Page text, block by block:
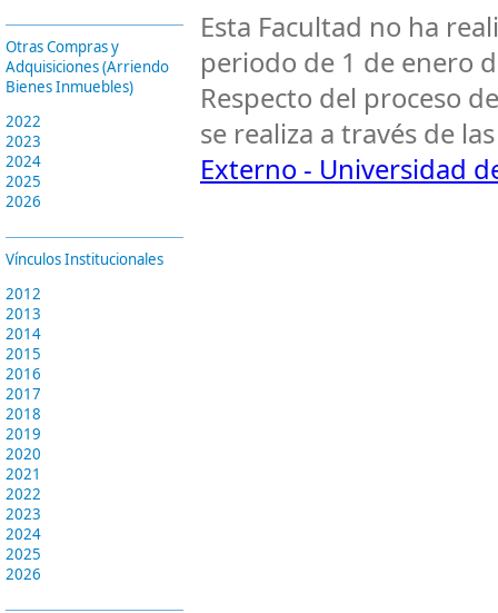
Otras Compras y
Adquisiciones (Arriendo
Bienes Inmuebles)
2022
2023
2024
2025
2026
Vínculos Institucionales
2012
2013
2014
2015
2016
2017
2018
2019
2020
2021
2022
2023
2024
2025
2026
Esta Facultad no ha
periodo de 1 de enero
Respecto del proceso
se realiza a través de
Externo - Universidad